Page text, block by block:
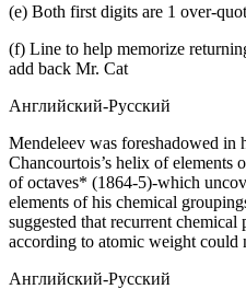
(e) Both first digits are 1 over-
(f) Line to help memorize
add back Mr. Cat
Английский-Русский
Mendeleev was foreshadowed in
Chancourtois’s helix of
of octaves* (1864-5)-which
elements of his chemical
suggested that recurrent chemical
according to atomic weight could
Английский-Русский